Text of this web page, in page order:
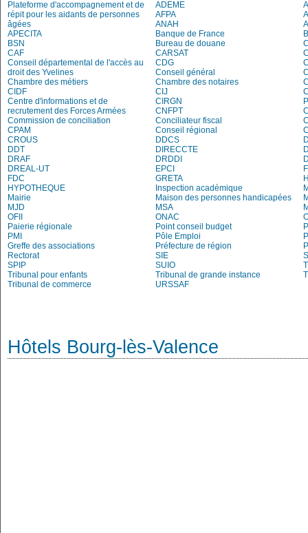
Plateforme d'accompagnement et de
répit pour les aidants de personnes
âgées
ADEME
AFPA
ANAH
APECITA
Banque de France
BSN
Bureau de douane
CAF
CARSAT
Conseil départemental de l'accès au
droit des Yvelines
CDG
Conseil général
Chambre des métiers
Chambre des notaires
CIDF
CIJ
Centre d'informations et de
recrutement des Forces Armées
CIRGN
CNFPT
Commission de conciliation
Conciliateur fiscal
CPAM
Conseil régional
CROUS
DDCS
DDT
DIRECCTE
DRAF
DRDDI
DREAL-UT
EPCI
FDC
GRETA
HYPOTHEQUE
Inspection académique
Mairie
Maison des personnes handicapées
MJD
MSA
OFII
ONAC
Paierie régionale
Point conseil budget
PMI
Pôle Emploi
Greffe des associations
Préfecture de région
Rectorat
SIE
SPIP
SUIO
Tribunal pour enfants
Tribunal de grande instance
Tribunal de commerce
URSSAF
Hôtels Bourg-lès-Valence